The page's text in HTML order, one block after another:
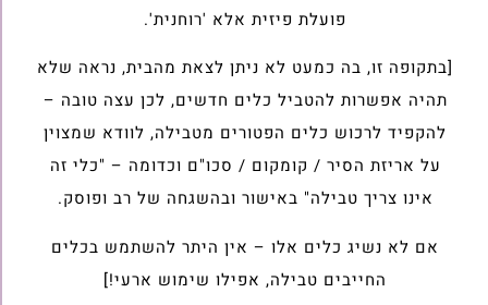
פועלת פיזית אלא 'רוחנית'.
[בתקופה זו, בה כמעט לא ניתן לצאת מהבית, נראה שלא
תהיה אפשרות להטביל כלים חדשים, לכן עצה טובה –
להקפיד לרכוש כלים הפטורים מטבילה, לוודא שמצוין
על אריזת הסיר / קומקום / סכו"ם וכדומה – "כלי זה
אינו צריך טבילה" באישור ובהשגחה של רב ופוסק.
אם לא נשיג כלים אלו – אין היתר להשתמש בכלים
החייבים טבילה, אפילו שימוש ארעי!]